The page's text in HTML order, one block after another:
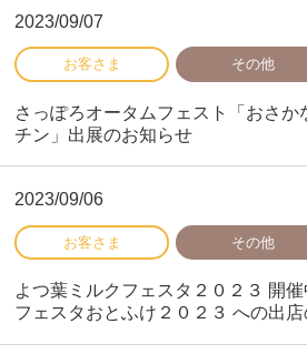
2023/09/07
さっぽろオータムフェスト「おさ
チン」出展のお知らせ
2023/09/06
よつ葉ミルクフェスタ２０２３ 開
フェスタおとふけ２０２３ への出